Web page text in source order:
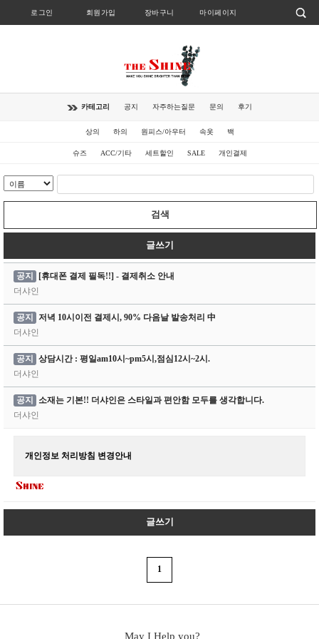
로그인 회원가입 장바구니 마이페이지
카테고리 공지 자주하는질문 문의 후기
상의 하의 원피스/아우터 속옷 백
슈즈 ACC/기타 세트할인 SALE 개인결제
검색
글쓰기
공지
[휴대폰 결제 필독!!] - 결제취소 안내
더샤인
공지
저녁 10시이전 결제시, 90% 다음날 발송처리 中
더샤인
공지
상담시간 : 평일am10시~pm5시,점심12시~2시.
더샤인
공지
소재는 기본!! 더샤인은 스타일과 편안함 모두를 생각합니다.
더샤인
개인정보 처리방침 변경안내
글쓰기
1
May I Help you?